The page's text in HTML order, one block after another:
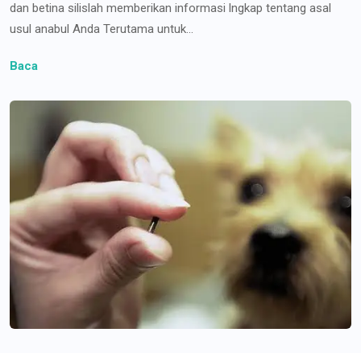
dan betina silislah memberikan informasi lngkap tentang asal
usul anabul Anda Terutama untuk...
Baca